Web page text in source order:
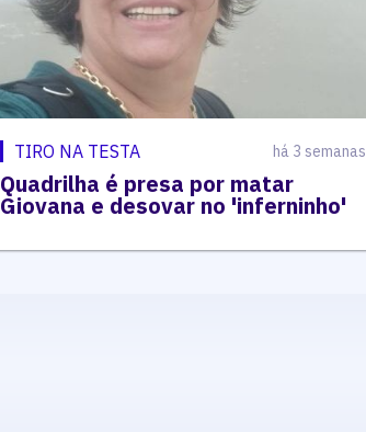
TIRO NA TESTA há 3 semanas
Quadrilha é presa por matar
Giovana e desovar no 'inferninho'